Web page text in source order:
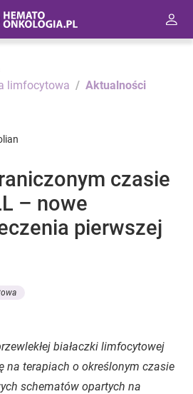
limfocytowa
Aktualności
czasie
– nowe
pierwszej
białaczki limfocytowej
na terapiach o określonym czasie
schematów opartych na